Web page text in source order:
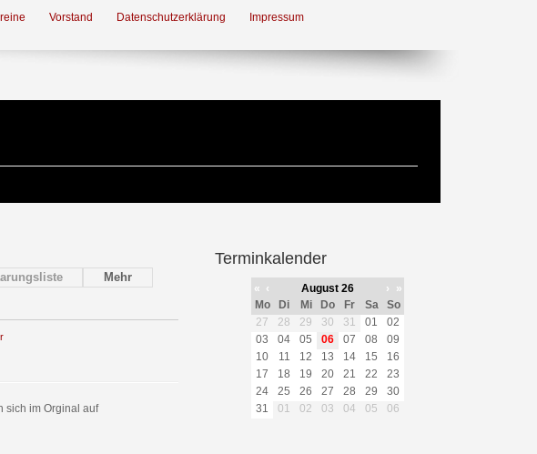
Vorstand Datenschutzerklärung Impressum
Mehr
sich im Orginal auf
Terminkalender
« ‹ August 26 ›
»
Mo
Di Mi Do Fr Sa
So
27
28 29 30 31 01
02
03
04 05 06 07 08
09
10
11 12 13 14 15
16
17
18 19 20 21 22
23
24
25 26 27 28 29
30
31
01 02 03 04 05 06